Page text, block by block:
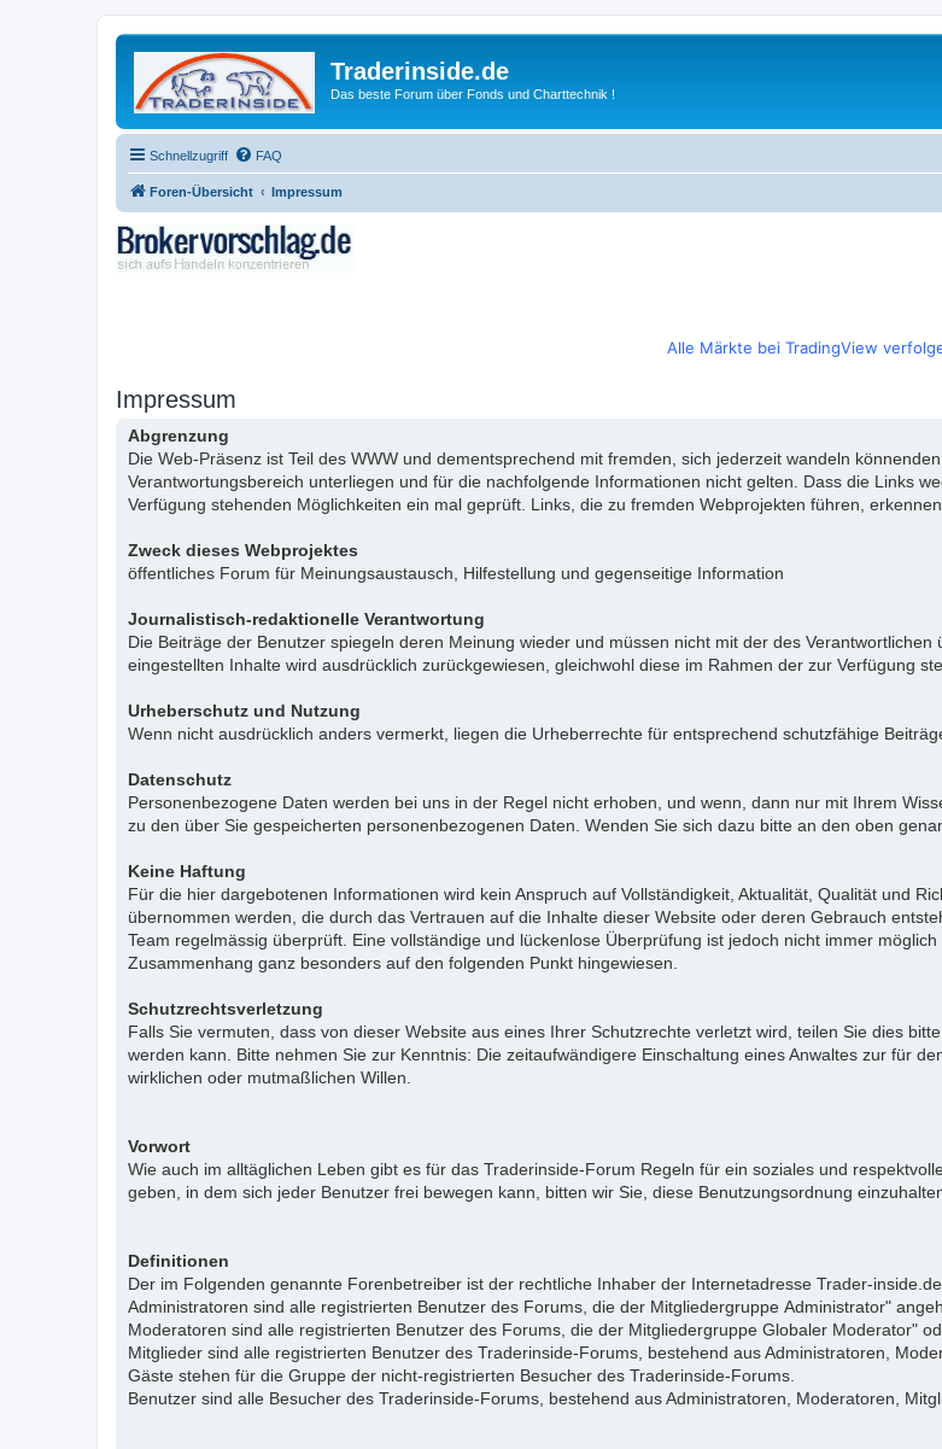
Traderinside.de
Das beste Forum über Fonds und Charttechnik !
Schnellzugriff FAQ
Foren-Übersicht Impressum
Alle Märkte bei TradingView
Impressum
Abgrenzung
Die Web-Präsenz ist Teil des WWW und dementsprechend mit fremden, sich jederzeit wandeln
Verantwortungsbereich unterliegen und für die nachfolgende Informationen nicht gelten. Dass die Links
Verfügung stehenden Möglichkeiten ein mal geprüft. Links, die zu fremden Webprojekten führen,
Zweck dieses Webprojektes
öffentliches Forum für Meinungsaustausch, Hilfestellung und gegenseitige Information
Journalistisch-redaktionelle Verantwortung
Die Beiträge der Benutzer spiegeln deren Meinung wieder und müssen nicht mit der des
eingestellten Inhalte wird ausdrücklich zurückgewiesen, gleichwohl diese im Rahmen der zur Verfügung
Urheberschutz und Nutzung
Wenn nicht ausdrücklich anders vermerkt, liegen die Urheberrechte für entsprechend schutzfähige
Datenschutz
Personenbezogene Daten werden bei uns in der Regel nicht erhoben, und wenn, dann nur mit Ihrem
zu den über Sie gespeicherten personenbezogenen Daten. Wenden Sie sich dazu bitte an den oben
Keine Haftung
Für die hier dargebotenen Informationen wird kein Anspruch auf Vollständigkeit, Aktualität, Qualität und
übernommen werden, die durch das Vertrauen auf die Inhalte dieser Website oder deren Gebrauch
Team regelmässig überprüft. Eine vollständige und lückenlose Überprüfung ist jedoch nicht immer
Zusammenhang ganz besonders auf den folgenden Punkt hingewiesen.
Schutzrechtsverletzung
Falls Sie vermuten, dass von dieser Website aus eines Ihrer Schutzrechte verletzt wird, teilen Sie dies
werden kann. Bitte nehmen Sie zur Kenntnis: Die zeitaufwändigere Einschaltung eines Anwaltes zur für
wirklichen oder mutmaßlichen Willen.
Vorwort
Wie auch im alltäglichen Leben gibt es für das Traderinside-Forum Regeln für ein soziales und
geben, in dem sich jeder Benutzer frei bewegen kann, bitten wir Sie, diese Benutzungsordnung
Definitionen
Der im Folgenden genannte Forenbetreiber ist der rechtliche Inhaber der Internetadresse Trader-inside.de.
Administratoren sind alle registrierten Benutzer des Forums, die der Mitgliedergruppe Administrator"
Moderatoren sind alle registrierten Benutzer des Forums, die der Mitgliedergruppe Globaler Moderator"
Mitglieder sind alle registrierten Benutzer des Traderinside-Forums, bestehend aus Administratoren,
Gäste stehen für die Gruppe der nicht-registrierten Besucher des Traderinside-Forums.
Benutzer sind alle Besucher des Traderinside-Forums, bestehend aus Administratoren, Moderatoren,